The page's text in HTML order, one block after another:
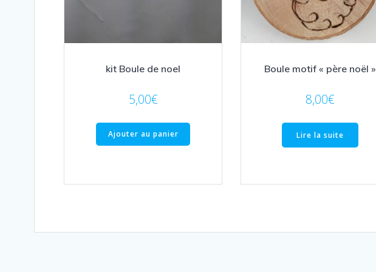
kit Boule de noel
5,00€
Ajouter au panier
Boule motif « père noël »
8,00€
Lire la suite